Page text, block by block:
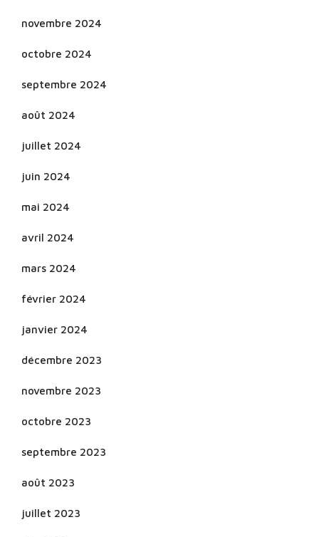
novembre 2024
octobre 2024
septembre 2024
août 2024
juillet 2024
juin 2024
mai 2024
avril 2024
mars 2024
février 2024
janvier 2024
décembre 2023
novembre 2023
octobre 2023
septembre 2023
août 2023
juillet 2023